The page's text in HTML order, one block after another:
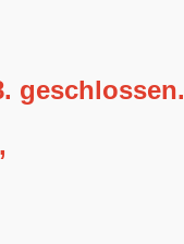
geschlossen.